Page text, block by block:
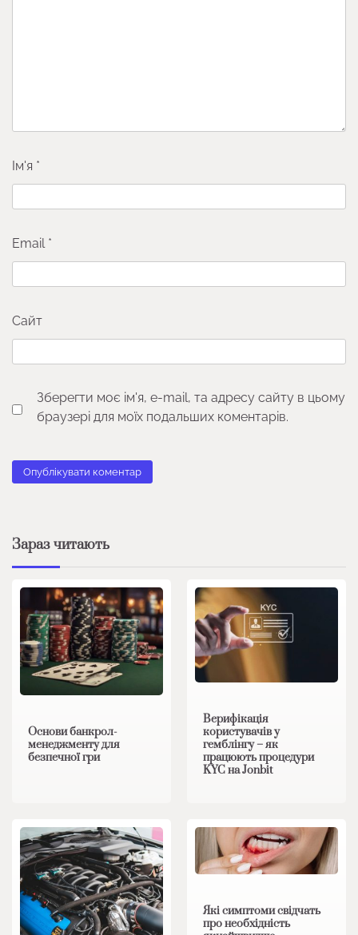
Ім'я *
Email *
Сайт
Зберегти моє ім'я, e-mail, та адресу сайту в цьому
браузері для моїх подальших коментарів.
Зараз читають
Основи банкрол-
менеджменту для
безпечної гри
Верифікація
користувачів у
гемблінгу – як
працюють процедури
KYC на Jonbit
Які симптоми свідчать
про необхідність